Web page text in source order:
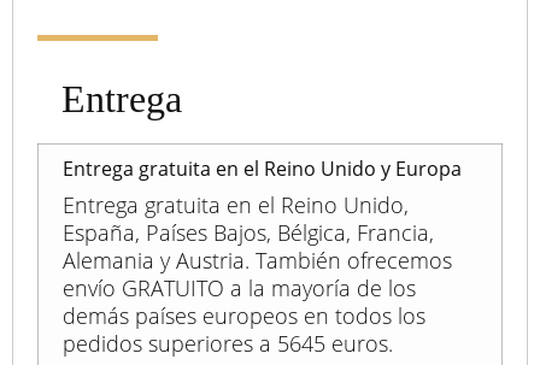
Entrega
Entrega gratuita en el Reino Unido y Europa
Entrega gratuita en el Reino Unido,
España, Países Bajos, Bélgica, Francia,
Alemania y Austria. También ofrecemos
envío GRATUITO a la mayoría de los
demás países europeos en todos los
pedidos superiores a 5645 euros.